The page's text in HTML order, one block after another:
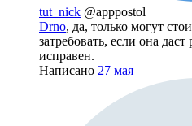
tut_nick @apppostol
Drno, да, только могут
затребовать, если она даст
исправен.
Написано 27 мая